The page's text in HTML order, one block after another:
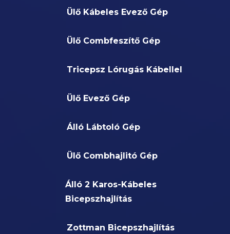
Ülő Kábeles Evező Gép
Ülő Combfeszítő Gép
Tricepsz Lórugás Kábellel
Ülő Evező Gép
Álló Lábtoló Gép
Ülő Combhajlitó Gép
Álló 2 Karos-Kábeles
Bicepszhajlítás
Zottman Bicepszhajlítás